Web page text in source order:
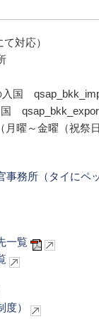
対応）
入国
月曜～金曜（祝祭
務所（タイにペ
一覧
）